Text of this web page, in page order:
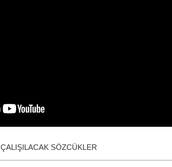
ÇALIŞILACAK SÖZCÜKLER